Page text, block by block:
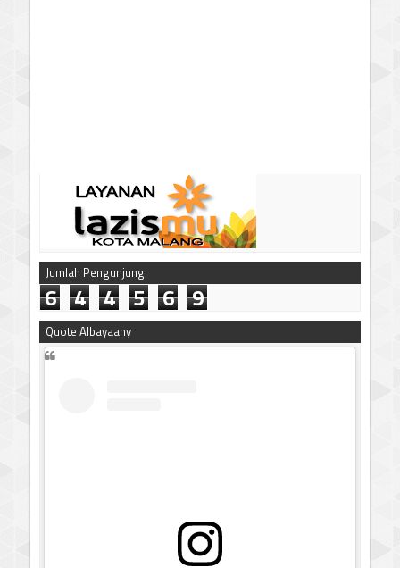
Jumlah Pengunjung
6 4 4 5 6 9
Quote Albayaany